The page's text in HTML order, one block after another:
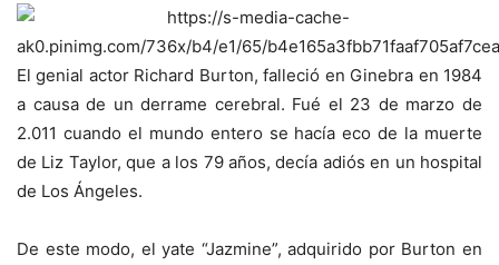
El genial actor Richard Burton, falleció en Ginebra en 1984
a causa de un derrame cerebral. Fué el 23 de marzo de
2.011 cuando el mundo entero se hacía eco de la muerte
de Liz Taylor, que a los 79 años, decía adiós en un hospital
de Los Ángeles.
De este modo, el yate “Jazmine”, adquirido por Burton en